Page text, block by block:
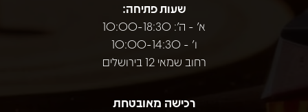
שעות פתיחה:
א' - ה': 10:00-18:30
ו' - 10:00-14:30
רחוב שמאי 12 בירושלים
רכישה מאובטחת